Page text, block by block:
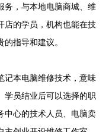
务，与本地电脑商城、维
店的学员，机构也能在技
指导和建议。
记本电脑维修技术，意味
学员结业后可以选择的职
中心的技术人员、电脑卖